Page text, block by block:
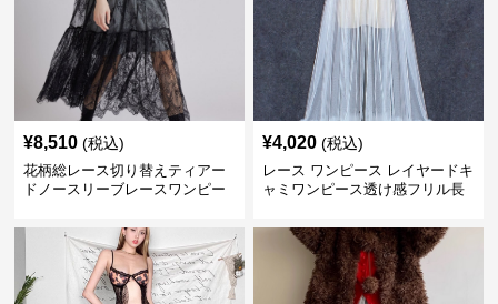
¥8,510 (税込)
花柄総レース切り替えティアー
ドノースリーブレースワンピー
¥4,020 (税込)
レース ワンピース レイヤードキ
ャミワンピース透け感フリル長